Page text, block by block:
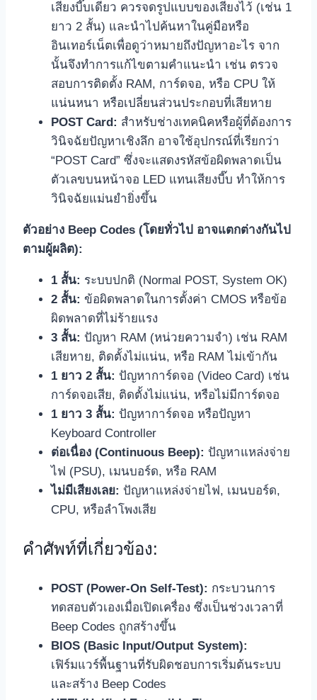
เสียงบี๊บเดียว ควรจดรูปแบบของเสียงไว้ (เช่น 1
ยาว 2 สั้น) และนำไปค้นหาในคู่มือหรือ
อินเทอร์เน็ตเพื่อดูว่าหมายถึงปัญหาอะไร จาก
นั้นจึงทำการแก้ไขตามคำแนะนำ เช่น ตรวจ
สอบการติดตั้ง RAM, การ์ดจอ, หรือ CPU ให้
แน่นหนา หรือเปลี่ยนส่วนประกอบที่เสียหาย
POST Card: สำหรับช่างเทคนิคหรือผู้ที่ต้องการ
วินิจฉัยปัญหาเชิงลึก อาจใช้อุปกรณ์ที่เรียกว่า
“POST Card” ซึ่งจะแสดงรหัสข้อผิดพลาดเป็น
ตัวเลขบนหน้าจอ LED แทนเสียงบี๊บ ทำให้การ
วินิจฉัยแม่นยำยิ่งขึ้น
ตัวอย่าง Beep Codes (โดยทั่วไป อาจแตกต่างกันไป
ตามผู้ผลิต):
1 สั้น: ระบบปกติ (Normal POST, System OK)
2 สั้น: ข้อผิดพลาดในการตั้งค่า CMOS หรือข้อ
ผิดพลาดที่ไม่ร้ายแรง
3 สั้น: ปัญหา RAM (หน่วยความจำ) เช่น RAM
เสียหาย, ติดตั้งไม่แน่น, หรือ RAM ไม่เข้ากัน
1 ยาว 2 สั้น: ปัญหาการ์ดจอ (Video Card) เช่น
การ์ดจอเสีย, ติดตั้งไม่แน่น, หรือไม่มีการ์ดจอ
1 ยาว 3 สั้น: ปัญหาการ์ดจอ หรือปัญหา
Keyboard Controller
ต่อเนื่อง (Continuous Beep): ปัญหาแหล่งจ่าย
ไฟ (PSU), เมนบอร์ด, หรือ RAM
ไม่มีเสียงเลย: ปัญหาแหล่งจ่ายไฟ, เมนบอร์ด,
CPU, หรือลำโพงเสีย
คำศัพท์ที่เกี่ยวข้อง:
POST (Power-On Self-Test): กระบวนการ
ทดสอบตัวเองเมื่อเปิดเครื่อง ซึ่งเป็นช่วงเวลาที่
Beep Codes ถูกสร้างขึ้น
BIOS (Basic Input/Output System):
เฟิร์มแวร์พื้นฐานที่รับผิดชอบการเริ่มต้นระบบ
และสร้าง Beep Codes